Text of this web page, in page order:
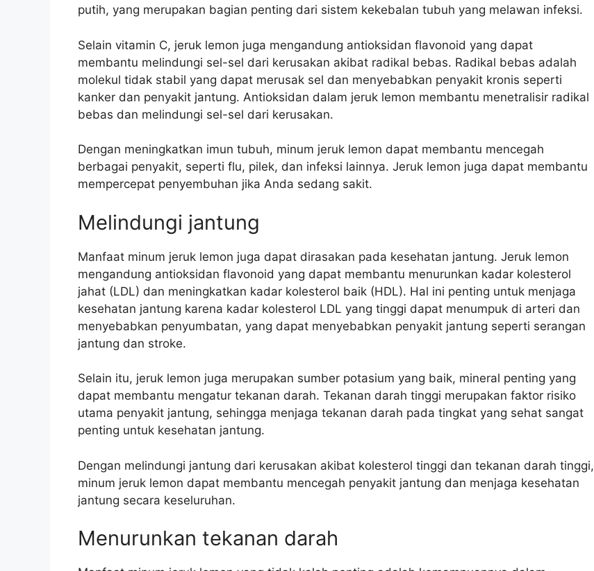
putih, yang merupakan bagian penting dari sistem kekebalan tubuh yang melawan infeksi.
Selain vitamin C, jeruk lemon juga mengandung antioksidan flavonoid yang dapat
membantu melindungi sel-sel dari kerusakan akibat radikal bebas. Radikal bebas adalah
molekul tidak stabil yang dapat merusak sel dan menyebabkan penyakit kronis seperti
kanker dan penyakit jantung. Antioksidan dalam jeruk lemon membantu menetralisir radikal
bebas dan melindungi sel-sel dari kerusakan.
Dengan meningkatkan imun tubuh, minum jeruk lemon dapat membantu mencegah
berbagai penyakit, seperti flu, pilek, dan infeksi lainnya. Jeruk lemon juga dapat membantu
mempercepat penyembuhan jika Anda sedang sakit.
Melindungi jantung
Manfaat minum jeruk lemon juga dapat dirasakan pada kesehatan jantung. Jeruk lemon
mengandung antioksidan flavonoid yang dapat membantu menurunkan kadar kolesterol
jahat (LDL) dan meningkatkan kadar kolesterol baik (HDL). Hal ini penting untuk menjaga
kesehatan jantung karena kadar kolesterol LDL yang tinggi dapat menumpuk di arteri dan
menyebabkan penyumbatan, yang dapat menyebabkan penyakit jantung seperti serangan
jantung dan stroke.
Selain itu, jeruk lemon juga merupakan sumber potasium yang baik, mineral penting yang
dapat membantu mengatur tekanan darah. Tekanan darah tinggi merupakan faktor risiko
utama penyakit jantung, sehingga menjaga tekanan darah pada tingkat yang sehat sangat
penting untuk kesehatan jantung.
Dengan melindungi jantung dari kerusakan akibat kolesterol tinggi dan tekanan darah tinggi,
minum jeruk lemon dapat membantu mencegah penyakit jantung dan menjaga kesehatan
jantung secara keseluruhan.
Menurunkan tekanan darah